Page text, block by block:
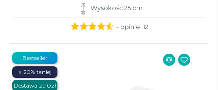
Wysokość 25 cm
- opinie: 12
Bestseller
⭐ 20% taniej
Dostawa za 0zł